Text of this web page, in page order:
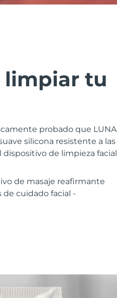
limpiar tu
probado que LUNA
silicona resistente a las
de limpieza facial
de masaje reafirmante
cuidado facial -